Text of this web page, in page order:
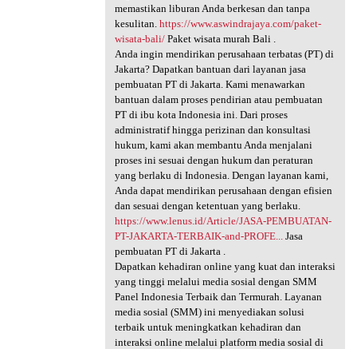
memastikan liburan Anda berkesan dan tanpa
kesulitan. https://www.aswindrajaya.com/paket-
wisata-bali/Paket wisata murah Bali .
Anda ingin mendirikan perusahaan terbatas (PT) di
Jakarta? Dapatkan bantuan dari layanan jasa
pembuatan PT di Jakarta. Kami menawarkan
bantuan dalam proses pendirian atau pembuatan
PT di ibu kota Indonesia ini. Dari proses
administratif hingga perizinan dan konsultasi
hukum, kami akan membantu Anda menjalani
proses ini sesuai dengan hukum dan peraturan
yang berlaku di Indonesia. Dengan layanan kami,
Anda dapat mendirikan perusahaan dengan efisien
dan sesuai dengan ketentuan yang berlaku.
https://www.lenus.id/Article/JASA-PEMBUATAN-
PT-JAKARTA-TERBAIK-and-PROFE...
Jasa
pembuatan PT di Jakarta .
Dapatkan kehadiran online yang kuat dan interaksi
yang tinggi melalui media sosial dengan SMM
Panel Indonesia Terbaik dan Termurah. Layanan
media sosial (SMM) ini menyediakan solusi
terbaik untuk meningkatkan kehadiran dan
interaksi online melalui platform media sosial di